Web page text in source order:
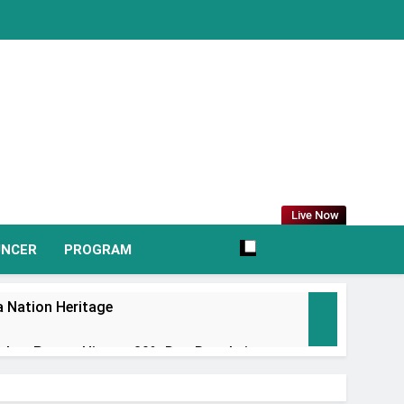
Live Now
PROGRAM
Nation Heritage
Promo Hingga 80% Dan Rangkaian